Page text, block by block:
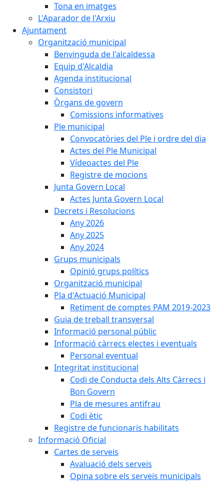
Tona en imatges
L'Aparador de l'Arxiu
Ajuntament
Organització municipal
Benvinguda de l'alcaldessa
Equip d'Alcaldia
Agenda institucional
Consistori
Òrgans de govern
Comissions informatives
Ple municipal
Convocatòries del Ple i ordre del dia
Actes del Ple Municipal
Vídeoactes del Ple
Registre de mocions
Junta Govern Local
Actes Junta Govern Local
Decrets i Resolucions
Any 2026
Any 2025
Any 2024
Grups municipals
Opinió grups polítics
Organització municipal
Pla d'Actuació Municipal
Retiment de comptes PAM 2019-2023
Guia de treball transversal
Informació personal públic
Informació càrrecs electes i eventuals
Personal eventual
Integritat institucional
Codi de Conducta dels Alts Càrrecs i
Bon Govern
Pla de mesures antifrau
Codi ètic
Registre de funcionaris habilitats
Informació Oficial
Cartes de serveis
Avaluació dels serveis
Opina sobre els serveis municipals